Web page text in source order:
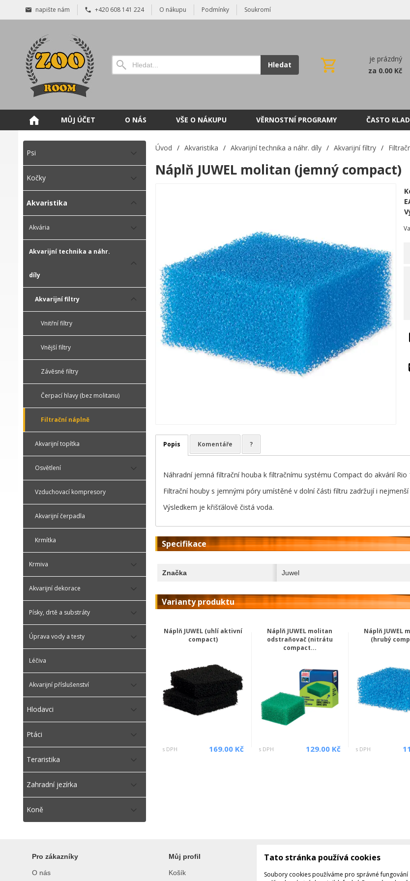
napište nám +420 608 141 224 O nákupu Podmínky Soukromí
Hledat
je prázdný
za 0.00 Kč
MŮJ ÚČET O NÁS VŠE O NÁKUPU VĚRNOSTNÍ PROGRAMY ČASTO
Psi
Kočky
Akvaristika
Akvária
Akvarijní technika a náhr.
díly
Akvarijní filtry
Vnitřní filtry
Vnější filtry
Závěsné filtry
Čerpací hlavy (bez molitanu)
Filtrační náplně
Akvarijní topítka
Osvětlení
Vzduchovací kompresory
Akvarijní čerpadla
Krmítka
Krmiva
Akvarijní dekorace
Písky, drtě a substráty
Úprava vody a testy
Léčiva
Akvarijní příslušenství
Hlodavci
Ptáci
Teraristika
Zahradní jezírka
Koně
Úvod / Akvaristika / Akvarijní technika a náhr. díly / Akvarijní filtry /
Náplň JUWEL molitan (jemný compact)
Popis Komentáře ?
Náhradní jemná filtrační houba k filtračnímu systému Compact do akvárií
Filtrační houby s jemnými póry umístěné v dolní části filtru zadržují i nejmenší
Výsledkem je křišťálově čistá voda.
Specifikace
Značka Juwel
Varianty produktu
Náplň JUWEL (uhlí aktivní
compact)
s DPH 169.00 Kč
Náplň JUWEL molitan
odstraňovač (nitrátu
compact...
s DPH 129.00 Kč
Náplň JUWEL
(hrubý
s DPH
Pro zákazníky
O nás
Můj profil
Košík
Kontakty
Kontaktujte nás
Tato stránka používá cookies
Soubory cookies používáme pro správné fungování